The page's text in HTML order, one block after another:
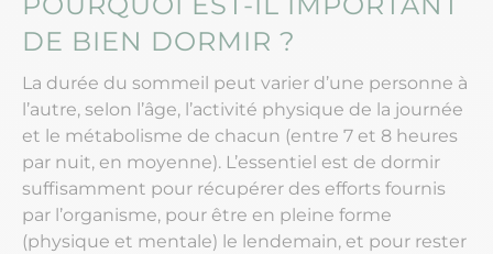
DE BIEN DORMIR ?
La durée du sommeil peut varier d’une personne à
l’autre, selon l’âge, l’activité physique de la journée
et le métabolisme de chacun (entre 7 et 8 heures
par nuit, en moyenne). L’essentiel est de dormir
suffisamment pour récupérer des efforts fournis
par l’organisme, pour être en pleine forme
(physique et mentale) le lendemain, et pour rester